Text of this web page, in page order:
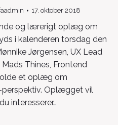
17. oktober 2018
og lærerigt oplæg om
i kalenderen torsdag den
Jørgensen, UX Lead
Thines, Frontend
et oplæg om
Oplægget vil
interesserer…